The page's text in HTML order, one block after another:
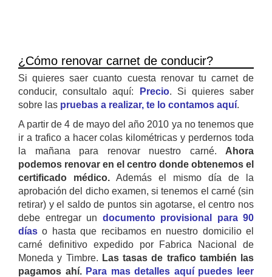
¿Cómo renovar carnet de conducir?
Si quieres saer cuanto cuesta renovar tu carnet de
conducir, consultalo aquí:
Precio. Si quieres saber
sobre las pruebas a realizar, te lo contamos aquí.
A partir de 4 de mayo del año 2010 ya no tenemos que
ir a trafico a hacer colas kilométricas y perdernos toda
la mañana para renovar nuestro carné. Ahora
podemos renovar en el centro donde obtenemos el
certificado médico. Además el mismo día de la
aprobación del dicho examen, si tenemos el carné (sin
retirar) y el saldo de puntos sin agotarse, el centro nos
debe entregar un documento provisional para 90
días o hasta que recibamos en nuestro domicilio el
carné definitivo expedido por Fabrica Nacional de
Moneda y Timbre. Las tasas de trafico también las
pagamos ahí. Para mas detalles aquí puedes leer